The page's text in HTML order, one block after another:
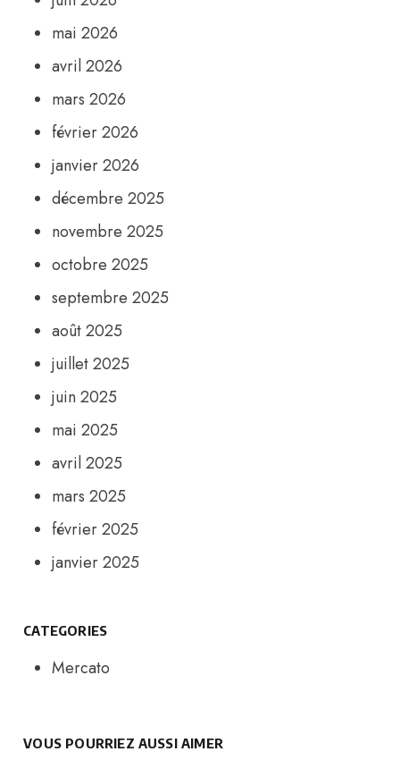
mai 2026
avril 2026
mars 2026
février 2026
janvier 2026
décembre 2025
novembre 2025
octobre 2025
septembre 2025
août 2025
juillet 2025
juin 2025
mai 2025
avril 2025
mars 2025
février 2025
janvier 2025
CATEGORIES
Mercato
VOUS POURRIEZ AUSSI AIMER